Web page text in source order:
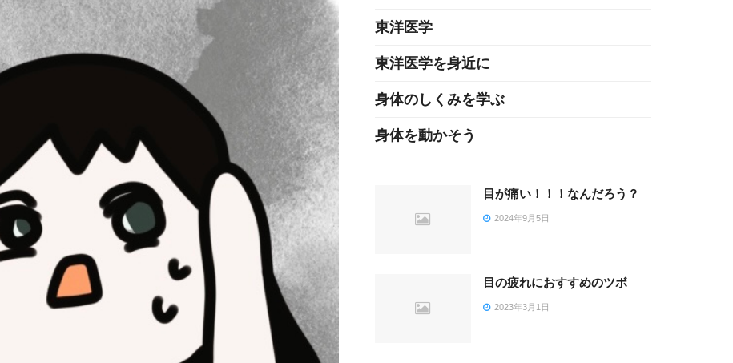
東洋医学
東洋医学を身近に
身体のしくみを学ぶ
身体を動かそう
目が痛い！！！なんだろう？
2024年9月5日
目の疲れにおすすめのツボ
2023年3月1日